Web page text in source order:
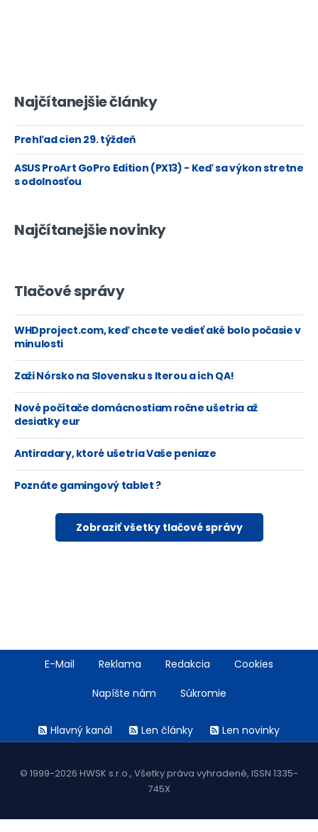
Najčítanejšie články
Prehľad cien 29. týždeň
ASUS ProArt GoPro Edition (PX13) - Keď sa výkon stretne
s odolnosťou
Najčítanejšie novinky
Tlačové správy
WHDproject.com, keď chcete vedieť aké bolo počasie v
minulosti
Zaži Nórsko na Slovensku s Iterou a ich QA!
Nové počítače domácnostiam ročne ušetria až
desiatky eur
Antiradary, ktoré ušetria Vaše peniaze
Poznáte gamingový tablet ?
Zobraziť všetky tlačové správy
FooterE-Mail Reklama Redakcia Cookies
Napíšte nám Súkromie
menuHlavný kanál Len články Len novinky
© 1999-2026 HWSK s.r.o., Všetky práva vyhradené, ISSN 1335-
745X